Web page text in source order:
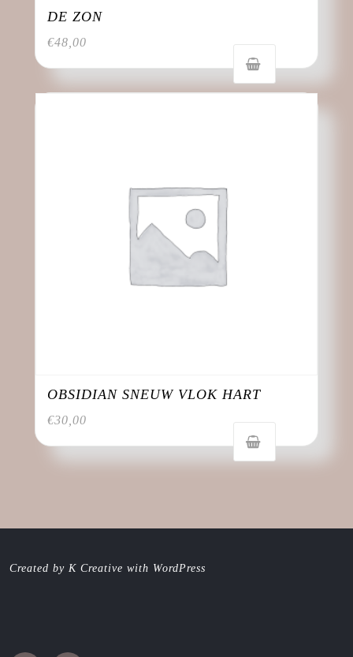
DE ZON
€48,00
OBSIDIAN SNEUW VLOK HART
€30,00
Created by K Creative with WordPress